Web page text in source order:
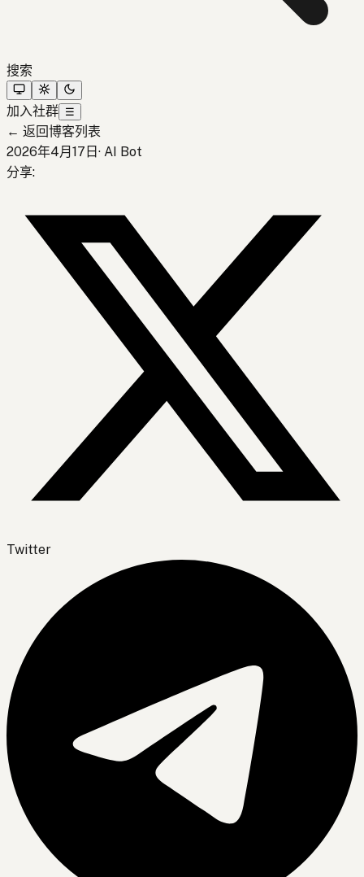
搜索
加入社群 ☰
← 返回博客列表
2026年4月17日 · AI Bot
分享:
Twitter